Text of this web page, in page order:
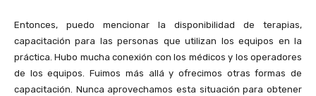
Entonces, puedo mencionar la disponibilidad de terapias,
capacitación para las personas que utilizan los equipos en la
práctica. Hubo mucha conexión con los médicos y los operadores
de los equipos. Fuimos más allá y ofrecimos otras formas de
capacitación. Nunca aprovechamos esta situación para obtener